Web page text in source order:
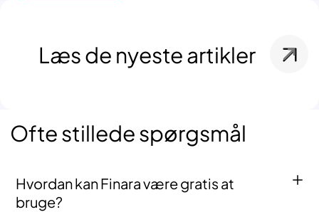
Læs de nyeste artikler
Ofte stillede spørgsmål
Hvordan kan Finara være gratis at
bruge?